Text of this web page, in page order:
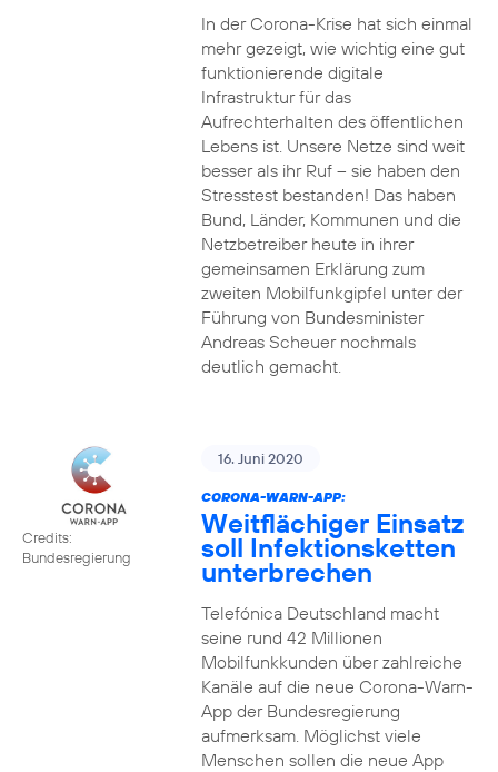
In der Corona-Krise hat sich einmal
mehr gezeigt, wie wichtig eine gut
funktionierende digitale
Infrastruktur für das
Aufrechterhalten des öffentlichen
Lebens ist. Unsere Netze sind weit
besser als ihr Ruf – sie haben den
Stresstest bestanden! Das haben
Bund, Länder, Kommunen und die
Netzbetreiber heute in ihrer
gemeinsamen Erklärung zum
zweiten Mobilfunkgipfel unter der
Führung von Bundesminister
Andreas Scheuer nochmals
deutlich gemacht.
Credits:
Bundesregierung
16. Juni 2020
CORONA-WARN-APP:
Weitflächiger Einsatz
soll Infektionsketten
unterbrechen
Telefónica Deutschland macht
seine rund 42 Millionen
Mobilfunkkunden über zahlreiche
Kanäle auf die neue Corona-Warn-
App der Bundesregierung
aufmerksam. Möglichst viele
Menschen sollen die neue App